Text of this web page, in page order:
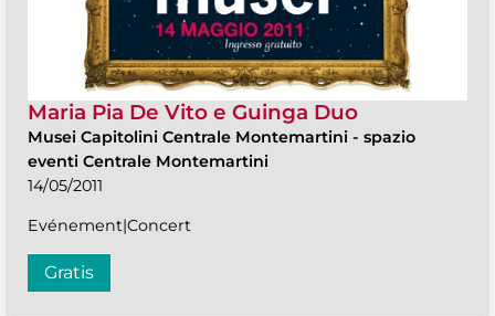
Maria Pia De Vito e Guinga Duo
Musei Capitolini Centrale Montemartini - spazio
eventi Centrale Montemartini
14/05/2011
Evénement|Concert
Gratis